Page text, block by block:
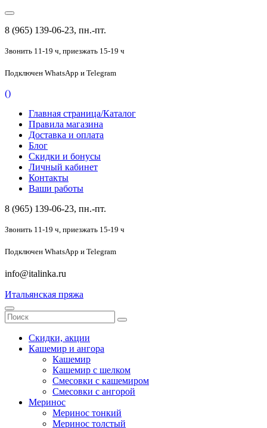
8 (965) 139-06-23, пн.-пт.
Звонить 11-19 ч, приезжать 15-19 ч
Подключен WhatsApp и Telegram
()
Главная страница/Каталог
Правила магазина
Доставка и оплата
Блог
Скидки и бонусы
Личный кабинет
Контакты
Ваши работы
8 (965) 139-06-23, пн.-пт.
Звонить 11-19 ч, приезжать 15-19 ч
Подключен WhatsApp и Telegram
info@italinka.ru
Итальянская пряжа
Скидки, акции
Кашемир и ангора
Кашемир
Кашемир с шелком
Смесовки с кашемиром
Смесовки с ангорой
Меринос
Меринос тонкий
Меринос толстый